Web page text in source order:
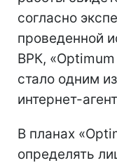
согласно
проведенной
ВРК,
стало одним
интернет-
В планах
определять